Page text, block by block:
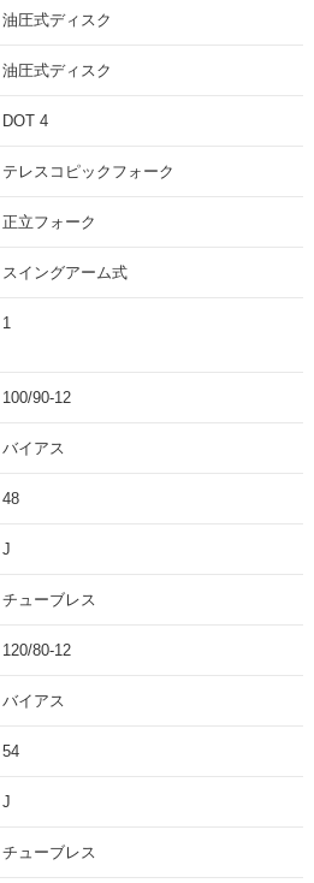
油圧式ディスク
油圧式ディスク
DOT 4
テレスコピックフォーク
正立フォーク
スイングアーム式
1
100/90-12
バイアス
48
J
チューブレス
120/80-12
バイアス
54
J
チューブレス